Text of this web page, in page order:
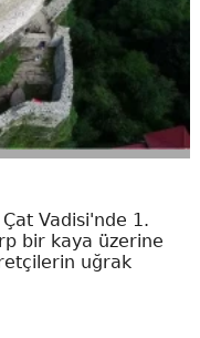
Vadisi'nde 1.
bir kaya üzerine
uğrak